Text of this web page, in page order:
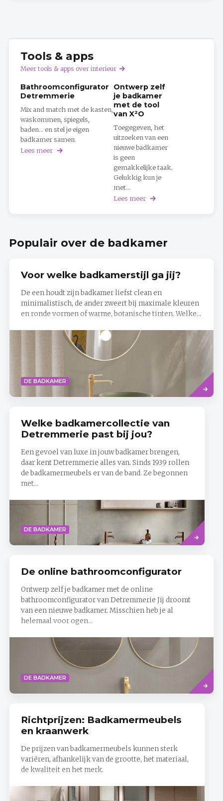
Tools & apps
Meer tools & apps over interieur
Bathroomconfigurator
Detremmerie
Mix and match met de kasten,
waskommen, spiegels,
baden... en stel je eigen
badkamer samen.
Lees meer over
Bathroomconfigurator
Ontwerp zelf
je badkamer
met de tool
van X²O
Toegegeven, het
uitzoeken van een
nieuwe badkamer
is geen
gemakkelijke taak.
Gelukkig kun je
met...
Lees meer over
met
X²O
Populair over de badkamer
Voor welke badkamerstijl ga jij?
De een houdt zijn badkamer liefst clean en
minimalistisch, de ander zweert bij maximale kleuren
en ronde vormen of warme, botanische tinten. Welke...
DE BADKAMER
more
Welke badkamercollectie van
Detremmerie past bij jou?
Een gevoel van luxe in jouw badkamer brengen,
daar kent Detremmerie alles van. Sinds 1939 rollen
de badkamermeubels er van de band. Ze begonnen
met...
DE BADKAMER
more
De online bathroomconfigurator
Ontwerp zelf je badkamer met de online
bathroomconfigurator van Detremmerie Jij droomt
van een nieuwe badkamer. Misschien heb je al
helemaal voor ogen...
DE BADKAMER
more
Richtprijzen: Badkamermeubels
en kraanwerk
De prijzen van badkamermeubels kunnen sterk
variëren, afhankelijk van de grootte, het materiaal,
de kwaliteit en het merk.